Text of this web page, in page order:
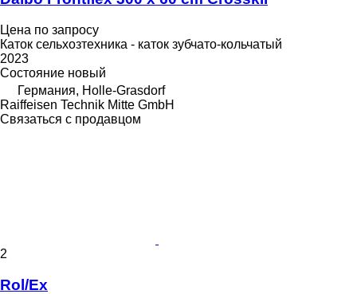
Цена по запросу
Каток сельхозтехника - каток зубчато-кольчатый
2023
Состояние новый
Германия, Holle-Grasdorf
Raiffeisen Technik Mitte GmbH
Связаться с продавцом
2
Rol/Ex